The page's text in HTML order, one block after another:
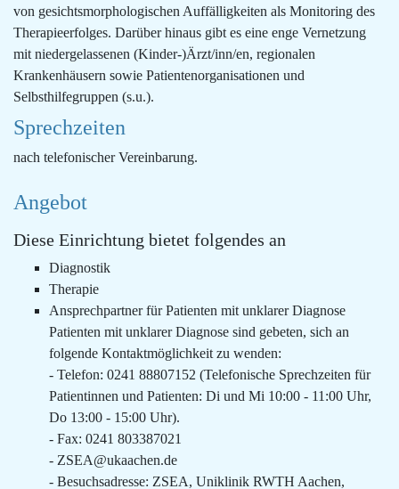
von gesichtsmorphologischen Auffälligkeiten als Monitoring des
Therapieerfolges. Darüber hinaus gibt es eine enge Vernetzung
mit niedergelassenen (Kinder-)Ärzt/inn/en, regionalen
Krankenhäusern sowie Patientenorganisationen und
Selbsthilfegruppen (s.u.).
Sprechzeiten
nach telefonischer Vereinbarung.
Angebot
Diese Einrichtung bietet folgendes an
Diagnostik
Therapie
Ansprechpartner für Patienten mit unklarer Diagnose
Patienten mit unklarer Diagnose sind gebeten, sich an
folgende Kontaktmöglichkeit zu wenden:
- Telefon: 0241 88807152 (Telefonische Sprechzeiten für
Patientinnen und Patienten: Di und Mi 10:00 - 11:00 Uhr,
Do 13:00 - 15:00 Uhr).
- Fax: 0241 803387021
- ZSEA@ukaachen.de
- Besuchsadresse: ZSEA, Uniklinik RWTH Aachen,